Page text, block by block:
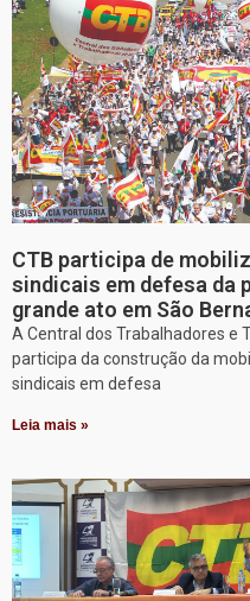
CTB participa de
sindicais em defesa da
grande ato em São
A Central dos Trabalhadores e
participa da construção da
sindicais em defesa
Leia mais »